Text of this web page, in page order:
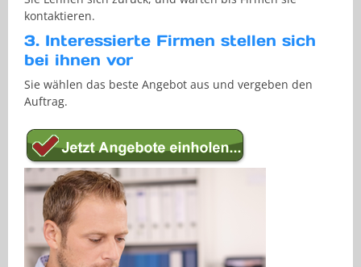
kontaktieren.
3. Interessierte Firmen stellen sich
bei ihnen vor
Sie wählen das beste Angebot aus und vergeben den
Auftrag.